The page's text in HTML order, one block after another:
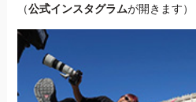
（公式インスタグラムが開きます）